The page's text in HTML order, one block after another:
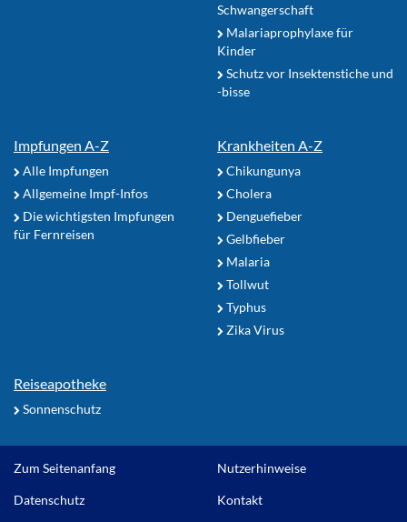
Schwangerschaft
Malariaprophylaxe für
Kinder
Schutz vor Insektenstiche und
-bisse
Impfungen A-Z
Alle Impfungen
Allgemeine Impf-Infos
Die wichtigsten Impfungen
für Fernreisen
Krankheiten A-Z
Chikungunya
Cholera
Denguefieber
Gelbfieber
Malaria
Tollwut
Typhus
Zika Virus
Reiseapotheke
Sonnenschutz
Zum Seitenanfang Nutzerhinweise
Datenschutz Kontakt